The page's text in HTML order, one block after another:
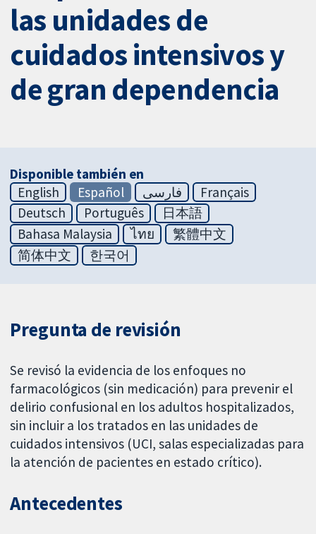
las unidades de
cuidados intensivos y
de gran dependencia
Disponible también en
English
Español فارسی
Français
Deutsch
Português
日本語
Bahasa Malaysia
ไทย
繁體中文
简体中文
한국어
Pregunta de revisión
Se revisó la evidencia de los enfoques no
farmacológicos (sin medicación) para prevenir el
delirio confusional en los adultos hospitalizados,
sin incluir a los tratados en las unidades de
cuidados intensivos (UCI, salas especializadas para
la atención de pacientes en estado crítico).
Antecedentes